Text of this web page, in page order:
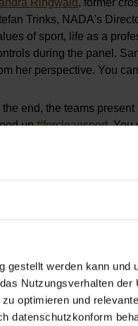
werden kann und
Nutzungsverhalten der
optimieren und
datenschutzkonform
Ringwald , former
Trinks, NADA's
of sport, life as a
during the panel.
her perspective. You
the end, the teams
up#forcleansport. You